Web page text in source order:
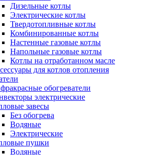
Дизельные котлы
Электрические котлы
Твердотопливные котлы
Комбинированные котлы
Настенные газовые котлы
Напольные газовые котлы
Котлы на отработанном масле
для котлов отопления
обогреватели
электрические
завесы
Без обогрева
Водяные
Электрические
пушки
Водяные